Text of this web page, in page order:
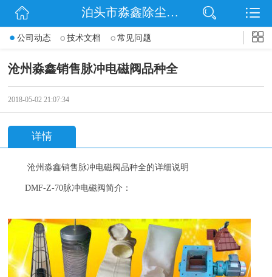
网站首页
公司动态
泊头市淼鑫除尘配件销售处
公司动态 技术文档 常见问题
沧州淼鑫销售脉冲电磁阀品种全
2018-05-02 21:07:34
详情
沧州淼鑫销售脉冲电磁阀品种全的详细说明
DMF-Z-70脉冲电磁阀简介：